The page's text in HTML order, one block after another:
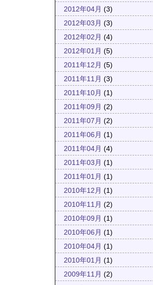
2012年04月 (3)
2012年03月 (3)
2012年02月 (4)
2012年01月 (5)
2011年12月 (5)
2011年11月 (3)
2011年10月 (1)
2011年09月 (2)
2011年07月 (2)
2011年06月 (1)
2011年04月 (4)
2011年03月 (1)
2011年01月 (1)
2010年12月 (1)
2010年11月 (2)
2010年09月 (1)
2010年06月 (1)
2010年04月 (1)
2010年01月 (1)
2009年11月 (2)